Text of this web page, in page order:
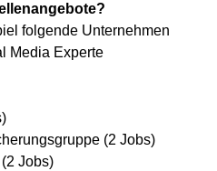
folgende Unternehmen
Media Experte
(2 Jobs)
Jobs)